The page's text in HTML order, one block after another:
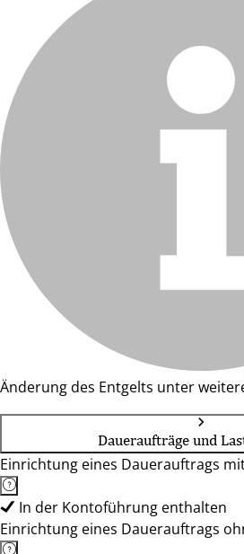
Änderung des Entgelts unter
Daueraufträge und
Einrichtung eines Dauerauftrags
In der Kontoführung enthalten
Einrichtung eines Dauerauftrags